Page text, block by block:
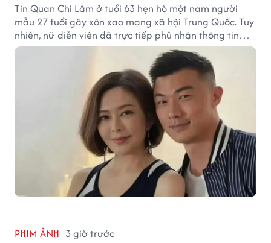
Tin Quan Chi Lâm ở tuổi 63 hẹn hò một nam người
mẫu 27 tuổi gây xôn xao mạng xã hội Trung Quốc. Tuy
nhiên, nữ diễn viên đã trực tiếp phủ nhận thông tin
này.
PHIM ẢNH 3 giờ trước